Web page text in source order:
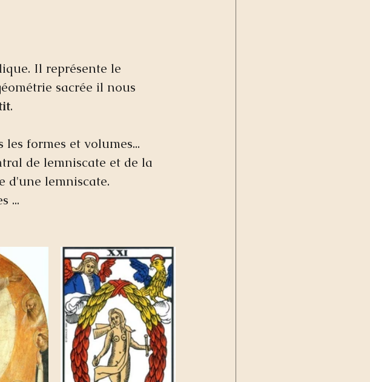
Il représente le
sacrée il nous
.
formes et volumes...
de lemniscate et de la
d'une lemniscate.
...